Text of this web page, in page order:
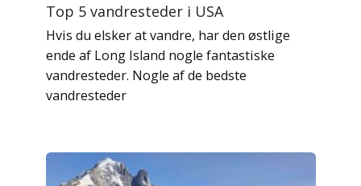
Top 5 vandresteder i USA
Hvis du elsker at vandre, har den østlige
ende af Long Island nogle fantastiske
vandresteder. Nogle af de bedste
vandresteder